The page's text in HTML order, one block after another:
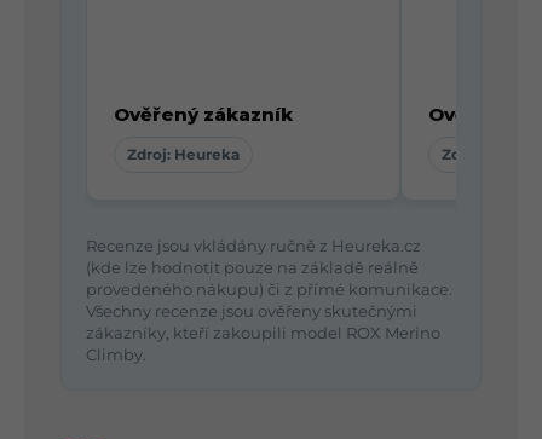
Ověřený zákazník
Zdroj: Heureka
Ověřený
Zdroj:
Recenze jsou vkládány ručně z Heureka.cz
(kde lze hodnotit pouze na základě reálně
provedeného nákupu) či z přímé komunikace.
Všechny recenze jsou ověřeny skutečnými
zákazníky, kteří zakoupili model ROX Merino
Climby.